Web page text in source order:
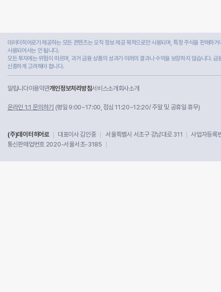
데이터히어로가 제공하는 모든 콘텐츠는 오직 정보 제공 목적으로만 사용되며, 특정 주식을 판매하
사용되어서는 안 됩니다.
모든 투자에는 위험이 따르며, 과거 금융 상품의 성과가 미래의 결과나 수익을 보장하지 않습니다.
신중하게 고려해야 합니다.
알립니다이용약관개인정보처리방침서비스소개 회사소개
온라인 1:1 문의하기 (평일 9:00~17:00, 점심 11:20~12:20/ 주말 및 공휴일 휴무)
(주)데이터히어로 대표이사 김인중 서울특별시 서초구 강남대로 311
사업자등
통신판매업번호 2020-서울서초-3185